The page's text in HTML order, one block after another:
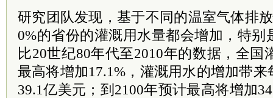
研究团队发现，基于不同的温室气体排
0%的省份的灌溉用水量都会增加，特别
比20世纪80年代至2010年的数据，全国
最高将增加17.1%，灌溉用水的增加带
39.1亿美元；到2100年预计最高将增加